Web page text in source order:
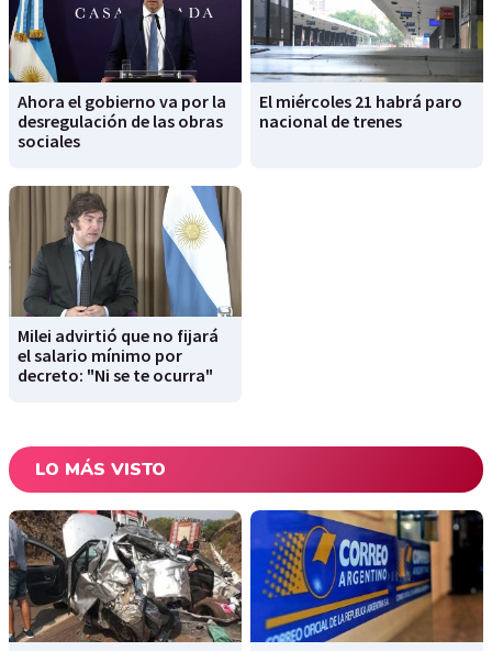
Ahora el gobierno va por la
desregulación de las obras
sociales
El miércoles 21 habrá paro
nacional de trenes
Milei advirtió que no fijará
el salario mínimo por
decreto: "Ni se te ocurra"
LO MÁS VISTO